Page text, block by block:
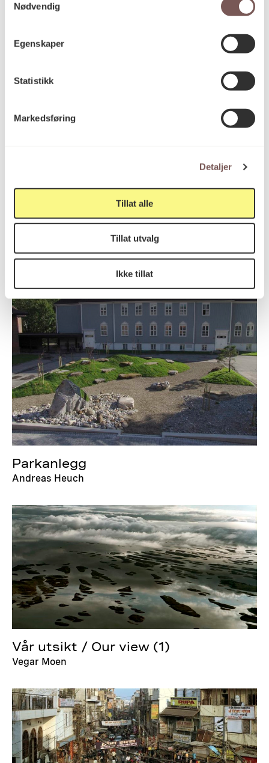
Nødvendig
Egenskaper
Statistikk
Markedsføring
Detaljer
Tillat alle
Tillat utvalg
Ikke tillat
Ghost
Parkanlegg
Andreas Heuch
Vår utsikt / Our view (1)
Vegar Moen